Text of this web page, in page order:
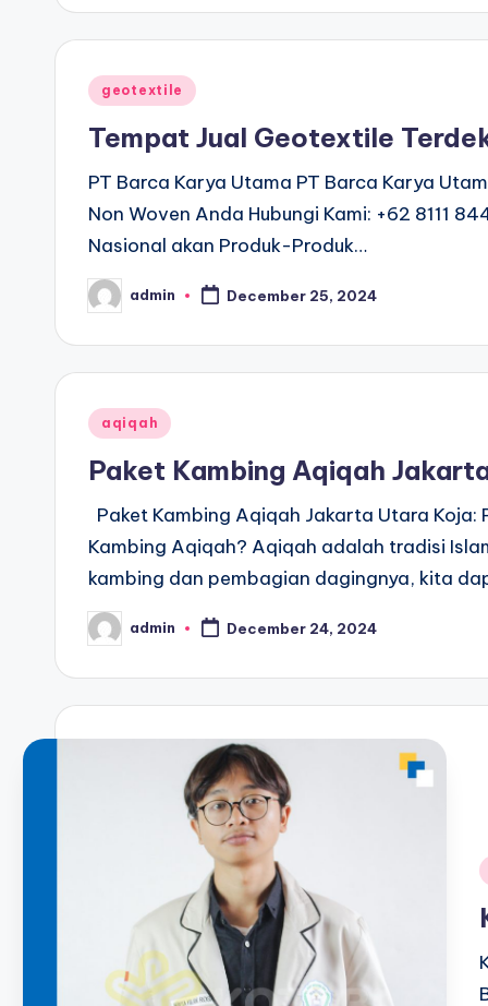
Posted
geotextile
Tempat Jual Geotextile
PT Barca Karya Utama PT Barca Karya
Non Woven Anda Hubungi Kami: +62 8111
Nasional akan Produk-Produk…
Posted
by
admin December 25, 2024
Posted
aqiqah
Paket Kambing Aqiqah
Paket Kambing Aqiqah Jakarta Utara Koja:
Kambing Aqiqah? Aqiqah adalah tradisi
kambing dan pembagian dagingnya, kita
Posted
by
admin December 24, 2024